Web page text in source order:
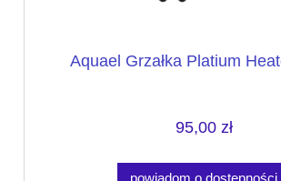
Aquael Grzałka Platium
95,00 zł
powiadom o dostępności